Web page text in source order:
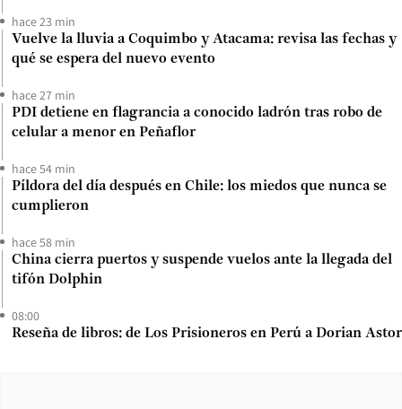
hace 23 min
Vuelve la lluvia a Coquimbo y Atacama: revisa las fechas y
qué se espera del nuevo evento
hace 27 min
PDI detiene en flagrancia a conocido ladrón tras robo de
celular a menor en Peñaflor
hace 54 min
Píldora del día después en Chile: los miedos que nunca se
cumplieron
hace 58 min
China cierra puertos y suspende vuelos ante la llegada del
tifón Dolphin
08:00
Reseña de libros: de Los Prisioneros en Perú a Dorian Astor